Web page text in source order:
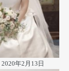
2020年2月13日